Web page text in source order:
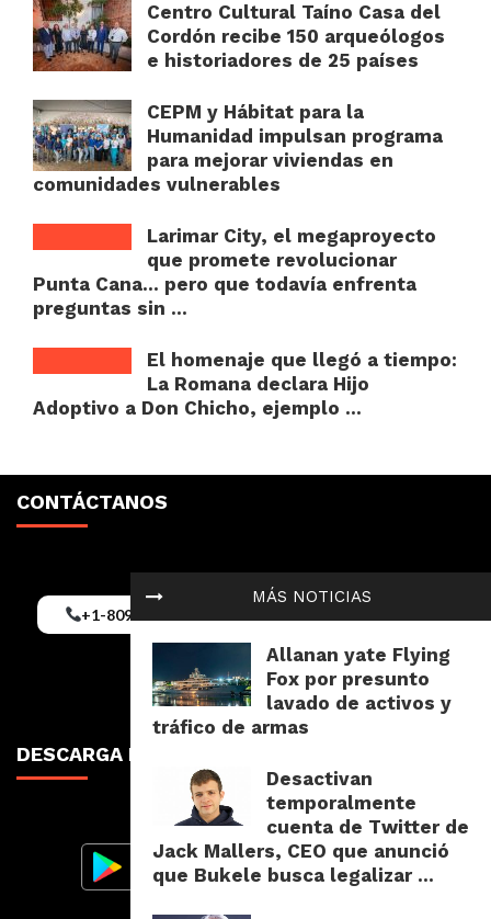
MÁS NOTICIAS
Allanan yate Flying
Fox por presunto
lavado de activos y
tráfico de armas
Desactivan
temporalmente
cuenta de Twitter de
Jack Mallers, CEO que anunció
que Bukele busca legalizar ...
Centro Cultural Taíno Casa del
Cordón recibe 150 arqueólogos
e historiadores de 25 países
CEPM y Hábitat para la
Humanidad impulsan programa
para mejorar viviendas en
comunidades vulnerables
Larimar City, el megaproyecto
que promete revolucionar
Punta Cana… pero que todavía enfrenta
preguntas sin ...
El homenaje que llegó a tiempo:
La Romana declara Hijo
Adoptivo a Don Chicho, ejemplo ...
CONTÁCTANOS
+1-809-352-9062
DESCARGA NUESTRA RADIO APP